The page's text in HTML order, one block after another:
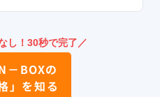
し！30秒で完了／
－BOXの
」を知る